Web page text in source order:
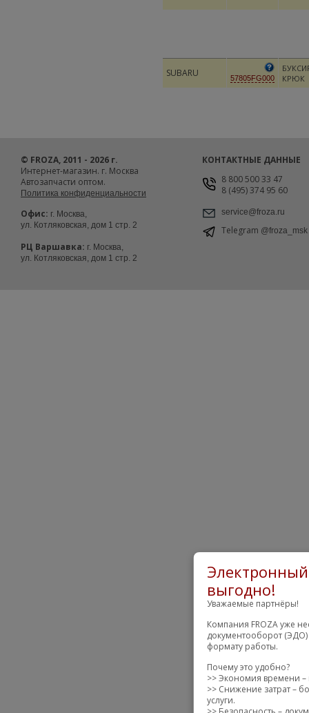
SUBARU 57805FG000
КРЮК
выгодно!
Уважаемые партнёры!
Компания FROZA уже
документооборот (ЭДО)
формату работы.
Почему это удобно?
>> Экономия времени –
>> Снижение затрат –
услуги.
© FROZA, 2011 - 2026 г.
Интернет-магазин. г. Москва
Автозапчасти оптом.
Политика конфиденциальности
Офис: г. Москва,
ул. Котляковская, дом 1 стр. 2
РЦ Варшавка: г. Москва,
ул. Котляковская, дом 1 стр. 2
КОНТАКТНЫЕ ДАННЫЕ
8 800 500 33 47
8 (495) 374 95 60
service@froza.ru
Telegram @froza_msk